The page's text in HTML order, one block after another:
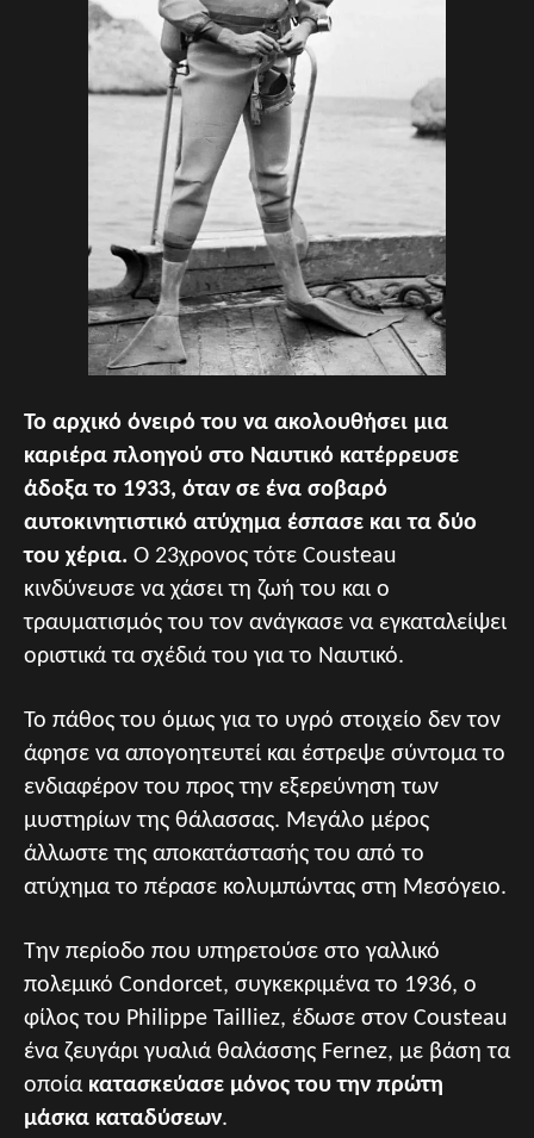
Το αρχικό όνειρό του να ακολουθήσει μια
καριέρα πλοηγού στο Ναυτικό κατέρρευσε
άδοξα το 1933, όταν σε ένα σοβαρό
αυτοκινητιστικό ατύχημα έσπασε και τα δύο
του χέρια. Ο 23χρονος τότε Cousteau
κινδύνευσε να χάσει τη ζωή του και ο
τραυματισμός του τον ανάγκασε να εγκαταλείψει
οριστικά τα σχέδιά του για το Ναυτικό.
Το πάθος του όμως για το υγρό στοιχείο δεν τον
άφησε να απογοητευτεί και έστρεψε σύντομα το
ενδιαφέρον του προς την εξερεύνηση των
μυστηρίων της θάλασσας. Μεγάλο μέρος
άλλωστε της αποκατάστασής του από το
ατύχημα το πέρασε κολυμπώντας στη Μεσόγειο.
Την περίοδο που υπηρετούσε στο γαλλικό
πολεμικό Condorcet, συγκεκριμένα το 1936, ο
φίλος του Philippe Tailliez, έδωσε στον Cousteau
ένα ζευγάρι γυαλιά θαλάσσης Fernez, με βάση τα
οποία κατασκεύασε μόνος του την πρώτη
μάσκα καταδύσεων.